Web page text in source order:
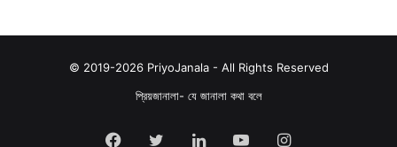
© 2019-2026 PriyoJanala - All Rights Reserved
প্রিয়জানালা- যে জানালা কথা বলে
Facebook
TwitterLinkedInYouTubeInstagram